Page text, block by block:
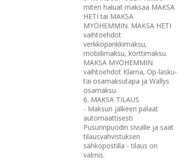
miten haluat maksaa MAKSA
HETI tai MAKSA
MYÖHEMMIN. MAKSA HETI
vaihtoehdot
verkkopankkimaksu,
mobiilimaksu, korttimaksu.
MAKSA MYÖHEMMIN
vaihtoehdot Klarna, Op-lasku-
tai osamaksutapa ja Wallys
osamaksu.
6. MAKSA TILAUS
- Maksun jälkeen palaat
automaattisesti
Pusurinpuodin sivuille ja saat
tilausvahvistuksen
sähköpostilla - tilaus on
valmis.